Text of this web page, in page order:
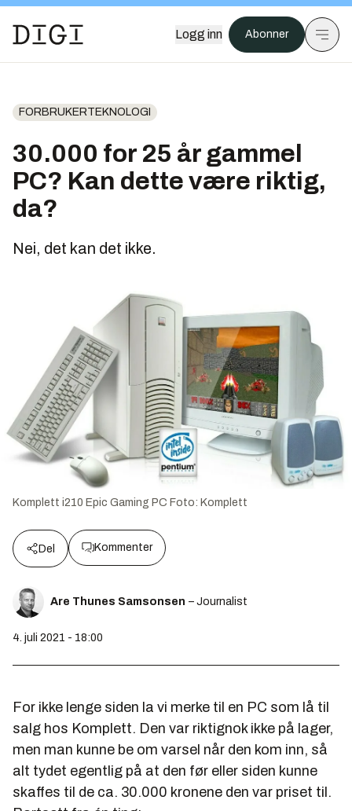
Logg inn Abonner
FORBRUKERTEKNOLOGI
30.000 for 25 år gammel
PC? Kan dette være riktig,
da?
Nei, det kan det ikke.
Komplett i210 Epic Gaming PC Foto: Komplett
Del Kommenter
Are Thunes Samsonsen – Journalist
4. juli 2021 - 18:00
For ikke lenge siden la vi merke til en PC som lå til
salg hos Komplett. Den var riktignok ikke på lager,
men man kunne be om varsel når den kom inn, så
alt tydet egentlig på at den før eller siden kunne
skaffes til de ca. 30.000 kronene den var priset til.